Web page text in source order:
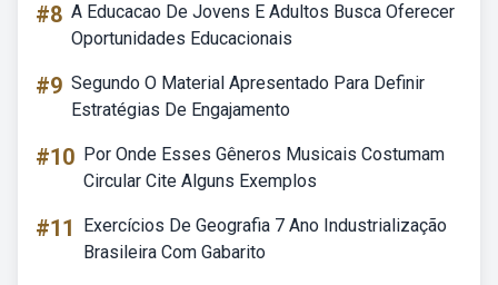
#8 A Educacao De Jovens E Adultos Busca Oferecer
Oportunidades Educacionais
#9 Segundo O Material Apresentado Para Definir
Estratégias De Engajamento
#10 Por Onde Esses Gêneros Musicais Costumam
Circular Cite Alguns Exemplos
#11
Exercícios De Geografia 7 Ano Industrialização
Brasileira Com Gabarito